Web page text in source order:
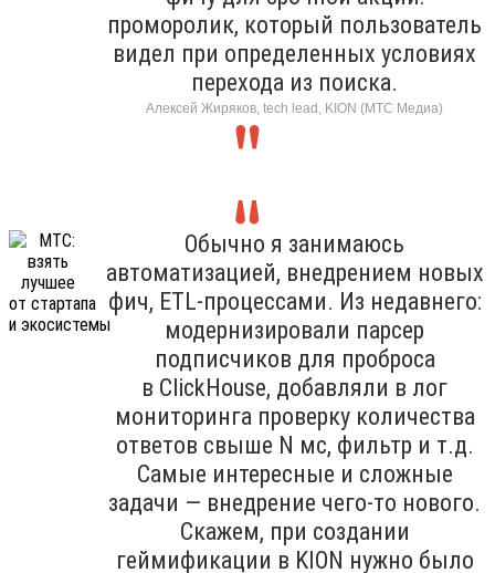
проморолик, который пользователь
видел при определенных условиях
перехода из поиска.
Алексей Жиряков, tech lead, KION (МТС Медиа)
Обычно я занимаюсь
автоматизацией, внедрением новых
фич, ETL-процессами. Из недавнего:
модернизировали парсер
подписчиков для проброса
в ClickHouse, добавляли в лог
мониторинга проверку количества
ответов свыше N мс, фильтр и т.д.
Самые интересные и сложные
задачи — внедрение чего-то нового.
Скажем, при создании
геймификации в KION нужно было